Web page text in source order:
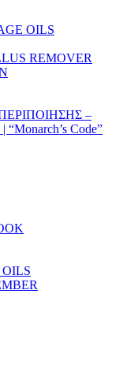
OILS
REMOVER
–
Code”